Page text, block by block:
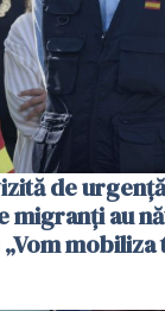
de
migranți au
mobiliza